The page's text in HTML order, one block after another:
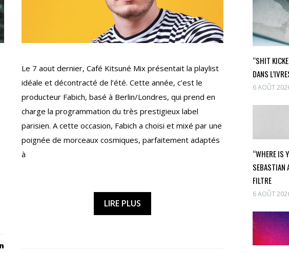
Le 7 aout dernier, Café Kitsuné Mix présentait la playlist
idéale et décontracté de l’été. Cette année, c’est le
producteur Fabich, basé à Berlin/Londres, qui prend en
charge la programmation du très prestigieux label
parisien. A cette occasion, Fabich a choisi et mixé par une
poignée de morceaux cosmiques, parfaitement adaptés
à
LIRE PLUS
“SHIT
DANS
6 AOÛT
“WHERE IS
SEBASTIAN
FILTRE
6 AOÛT